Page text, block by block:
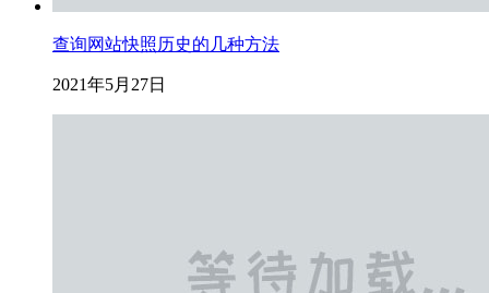
查询网站快照历史的几种方法
2021年5月27日